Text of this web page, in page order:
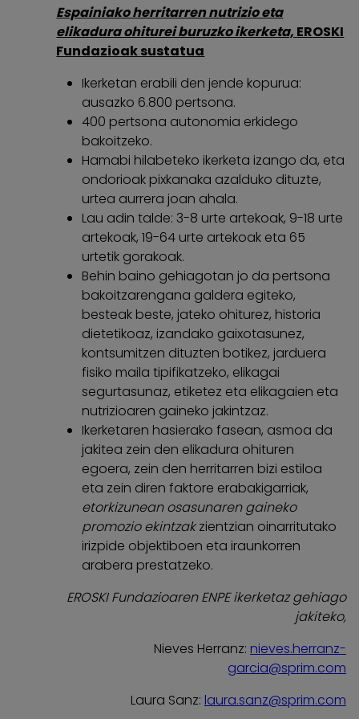
Espainiako herritarren nutrizio eta
elikadura ohiturei buruzko ikerketa,EROSKI
Fundazioak sustatua
Ikerketan erabili den jende kopurua:
ausazko 6.800 pertsona.
400 pertsona autonomia erkidego
bakoitzeko.
Hamabi hilabeteko ikerketa izango da, eta
ondorioak pixkanaka azalduko dituzte,
urtea aurrera joan ahala.
Lau adin talde: 3-8 urte artekoak, 9-18 urte
artekoak, 19-64 urte artekoak eta 65
urtetik gorakoak.
Behin baino gehiagotan jo da pertsona
bakoitzarengana galdera egiteko,
besteak beste, jateko ohiturez, historia
dietetikoaz, izandako gaixotasunez,
kontsumitzen dituzten botikez, jarduera
fisiko maila tipifikatzeko, elikagai
segurtasunaz, etiketez eta elikagaien eta
nutrizioaren gaineko jakintzaz.
Ikerketaren hasierako fasean, asmoa da
jakitea zein den elikadura ohituren
egoera, zein den herritarren bizi estiloa
eta zein diren faktore erabakigarriak,
etorkizunean osasunaren gaineko
promozio ekintzakzientzian oinarritutako
irizpide objektiboen eta iraunkorren
arabera prestatzeko.
EROSKI Fundazioaren ENPE ikerketaz gehiago
jakiteko,
Nieves Herranz: nieves.herranz-
garcia@sprim.com
Laura Sanz: laura.sanz@sprim.com